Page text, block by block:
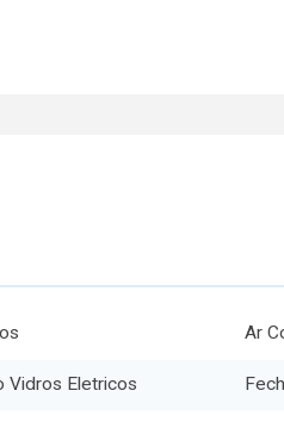
Ar
Vidros Eletricos